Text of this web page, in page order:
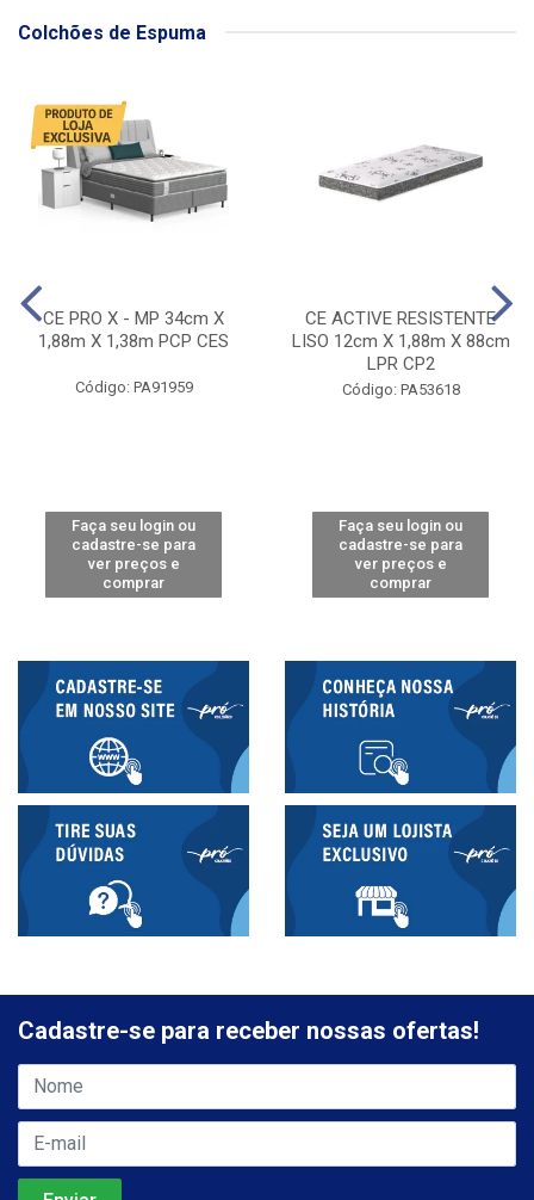
Colchões de Espuma
CE PRO X - MP 34cm X
1,88m X 1,38m PCP CES
Código: PA91959
Faça seu login ou
cadastre-se para
ver preços e
comprar
CE ACTIVE RESISTENTE
LISO 12cm X 1,88m X 88cm
LPR CP2
Código: PA53618
Faça seu login ou
cadastre-se para
ver preços e
comprar
Cadastre-se para receber nossas ofertas!